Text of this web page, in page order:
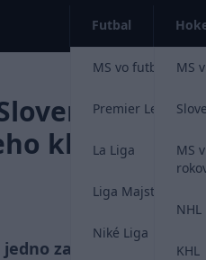
Futbal
MS vo futbale 2026
Premier League
La Liga
Liga Majstrov
Niké Liga
MS
MS
NHL
KHL
klubu v
Zdieľať:
zastúpenie v